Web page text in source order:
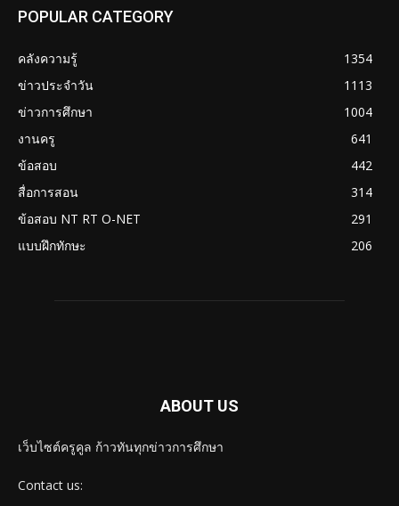
POPULAR CATEGORY
คลังความรู้
1354
ข่าวประจำวัน
1113
ข่าวการศึกษา
1004
งานครู
641
ข้อสอบ
442
สื่อการสอน
314
ข้อสอบ NT RT O-NET
291
แบบฝึกทักษะ
206
ABOUT US
เว็บไซต์ครูคูล ก้าวทันทุกข่าวการศึกษา
Contact us: